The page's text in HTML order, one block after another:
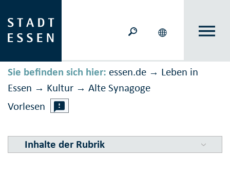
Sie befinden sich hier: essen.de → Leben in
Essen → Kultur → Alte Synagoge
Vorlesen
Inhalte der Rubrik